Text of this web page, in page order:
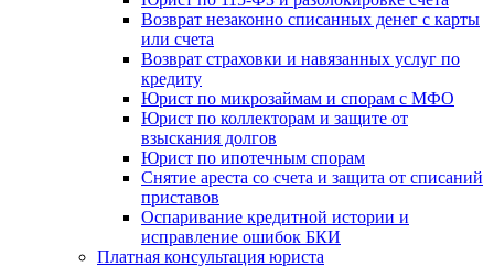
Возврат незаконно списанных денег с карты
или счета
Возврат страховки и навязанных услуг по
кредиту
Юрист по микрозаймам и спорам с МФО
Юрист по коллекторам и защите от
взыскания долгов
Юрист по ипотечным спорам
Снятие ареста со счета и защита от списаний
приставов
Оспаривание кредитной истории и
исправление ошибок БКИ
Платная консультация юриста